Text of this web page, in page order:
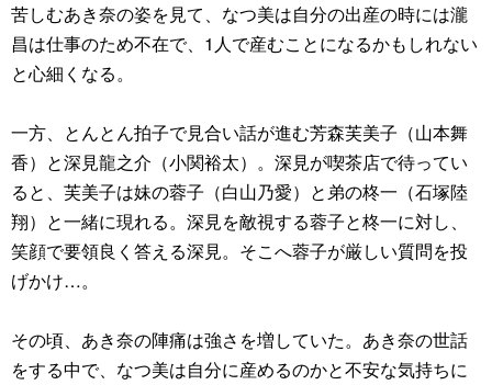
苦しむあき奈の姿を見て、なつ美は自分の出産の時には瀧
昌は仕事のため不在で、1人で産むことになるかもしれない
と心細くなる。
一方、とんとん拍子で見合い話が進む芳森芙美子（山本舞
香）と深見龍之介（小関裕太）。深見が喫茶店で待ってい
ると、芙美子は妹の蓉子（白山乃愛）と弟の柊一（石塚陸
翔）と一緒に現れる。深見を敵視する蓉子と柊一に対し、
笑顔で要領良く答える深見。そこへ蓉子が厳しい質問を投
げかけ…。
その頃、あき奈の陣痛は強さを増していた。あき奈の世話
をする中で、なつ美は自分に産めるのかと不安な気持ちに